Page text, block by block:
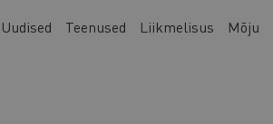
Uudised Teenused Liikmelisus Mõju